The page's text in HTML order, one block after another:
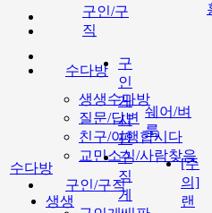
수다방
생생수다방
질문/답변
친구/여행합시다
교민소식/사람찾음
구인/구직
수다방
생생
구인/구
직
구
인
게
시
판
구
직
게
쉐어/벼
룩
[주
의]
랜